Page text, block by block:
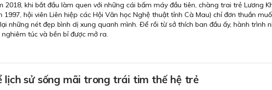
2018, khi bắt đầu làm quen với những cái bấm máy đầu tiên, chàng trai trẻ Lương
1997, hội viên Liên hiệp các Hội Văn học Nghệ thuật tỉnh Cà Mau) chỉ đơn thuần
những nét đẹp bình dị xung quanh mình. Ðể rồi từ sở thích ban đầu ấy, hành trình
nghiêm túc và bền bỉ được mở ra.
lịch sử sống mãi trong trái tim thế hệ trẻ